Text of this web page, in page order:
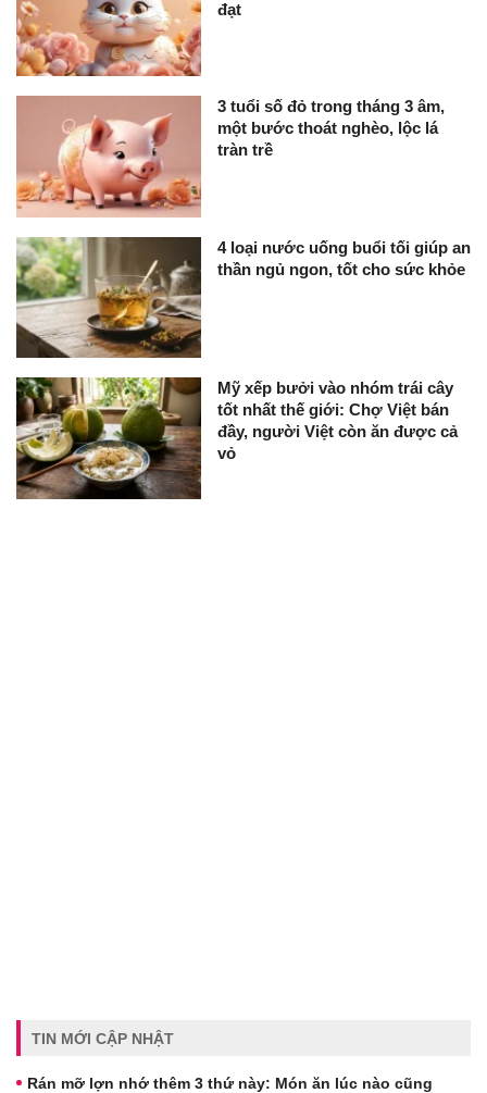
đạt
3 tuổi số đỏ trong tháng 3 âm,
một bước thoát nghèo, lộc lá
tràn trề
4 loại nước uống buổi tối giúp an
thần ngủ ngon, tốt cho sức khỏe
Mỹ xếp bưởi vào nhóm trái cây
tốt nhất thế giới: Chợ Việt bán
đầy, người Việt còn ăn được cả
vỏ
TIN MỚI CẬP NHẬT
Rán mỡ lợn nhớ thêm 3 thứ này: Món ăn lúc nào cũng